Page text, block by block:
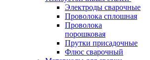
Электроды сварочные
Проволока сплошная
Проволока
порошковая
Прутки присадочные
Флюс сварочный